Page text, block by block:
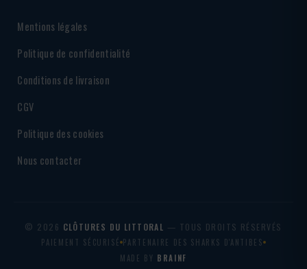
Mentions légales
Politique de confidentialité
Conditions de livraison
CGV
Politique des cookies
Nous contacter
© 2026 CLÔTURES DU LITTORAL — TOUS DROITS RÉSERVÉS
PAIEMENT SÉCURISÉ PARTENAIRE DES SHARKS D'ANTIBES
MADE BY BRAINF